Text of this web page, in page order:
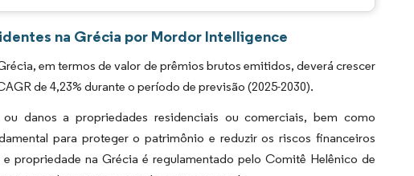
na Grécia por Mordor Intelligence
em termos de valor de prêmios brutos emitidos, deverá crescer
de 4,23% durante o período de previsão (2025-2030).
danos a propriedades residenciais ou comerciais, bem como
para proteger o patrimônio e reduzir os riscos financeiros
propriedade na Grécia é regulamentado pelo Comitê Helênico de